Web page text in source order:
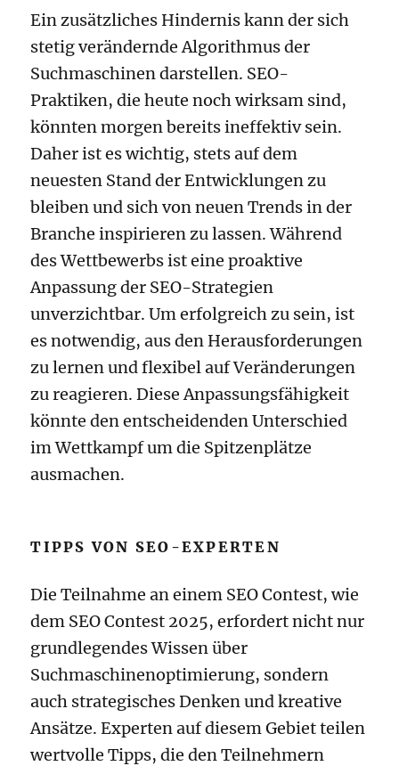
Ein zusätzliches Hindernis kann der sich
stetig verändernde Algorithmus der
Suchmaschinen darstellen. SEO-
Praktiken, die heute noch wirksam sind,
könnten morgen bereits ineffektiv sein.
Daher ist es wichtig, stets auf dem
neuesten Stand der Entwicklungen zu
bleiben und sich von neuen Trends in der
Branche inspirieren zu lassen. Während
des Wettbewerbs ist eine proaktive
Anpassung der SEO-Strategien
unverzichtbar. Um erfolgreich zu sein, ist
es notwendig, aus den Herausforderungen
zu lernen und flexibel auf Veränderungen
zu reagieren. Diese Anpassungsfähigkeit
könnte den entscheidenden Unterschied
im Wettkampf um die Spitzenplätze
ausmachen.
TIPPS VON SEO-EXPERTEN
Die Teilnahme an einem SEO Contest, wie
dem SEO Contest 2025, erfordert nicht nur
grundlegendes Wissen über
Suchmaschinenoptimierung, sondern
auch strategisches Denken und kreative
Ansätze. Experten auf diesem Gebiet teilen
wertvolle Tipps, die den Teilnehmern